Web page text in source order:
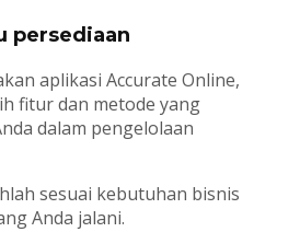
persediaan
aplikasi Accurate Online,
fitur dan metode yang
dalam pengelolaan
sesuai kebutuhan bisnis
Anda jalani.